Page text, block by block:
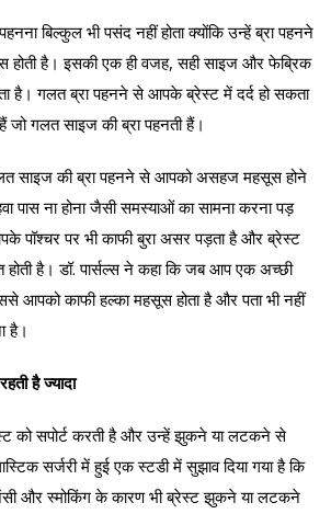
बिल्कुल भी पसंद नहीं होता क्योंकि उन्हें ब्रा पहनने
होती है। इसकी एक ही वजह, सही साइज और फेब्रिक
है। गलत ब्रा पहनने से आपके ब्रेस्ट में दर्द हो सकता
जो गलत साइज की ब्रा पहनती हैं।
साइज की ब्रा पहनने से आपको असहज महसूस होने
पास ना होना जैसी समस्याओं का सामना करना पड़
पॉश्चर पर भी काफी बुरा असर पड़ता है और ब्रेस्ट
है। डॉ. पार्सल्स ने कहा कि जब आप एक अच्छी
आपको काफी हल्का महसूस होता है और पता भी नहीं
है।
है ज्यादा
को सपोर्ट करती है और उन्हें झुकने या लटकने से
सर्जरी में हुई एक स्टडी में सुझाव दिया गया है कि
और स्मोकिंग के कारण भी ब्रेस्ट झुकने या लटकने